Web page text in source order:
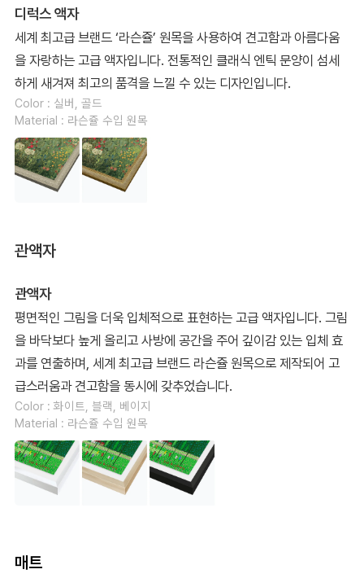
디럭스 액자
세계 최고급 브랜드 ‘라슨쥴’ 원목을 사용하여 견고함과 아름다움
을 자랑하는 고급 액자입니다. 전통적인 클래식 엔틱 문양이 섬세
하게 새겨져 최고의 품격을 느낄 수 있는 디자인입니다.
Color : 실버, 골드
Material : 라슨쥴 수입 원목
관액자
관액자
평면적인 그림을 더욱 입체적으로 표현하는 고급 액자입니다. 그림
을 바닥보다 높게 올리고 사방에 공간을 주어 깊이감 있는 입체 효
과를 연출하며, 세계 최고급 브랜드 라슨쥴 원목으로 제작되어 고
급스러움과 견고함을 동시에 갖추었습니다.
Color : 화이트, 블랙, 베이지
Material : 라슨쥴 수입 원목
매트